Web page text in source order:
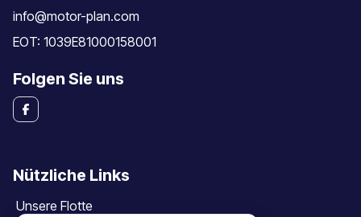
info@motor-plan.com
EOT: 1039E81000158001
Folgen Sie uns
Nützliche Links
Unsere Flotte